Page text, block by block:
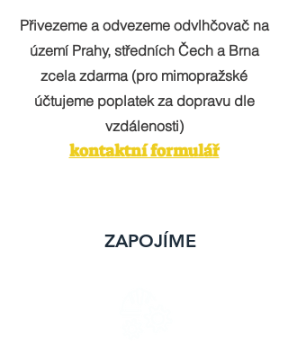
Přivezeme a odvezeme odvlhčovač na
území Prahy, středních Čech a Brna
zcela zdarma (pro mimopražské
účtujeme poplatek za dopravu dle
vzdálenosti)
kontaktní formulář
ZAPOJÍME